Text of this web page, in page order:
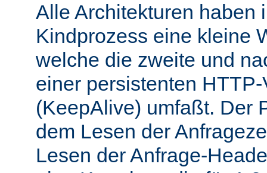
Alle Architekturen haben
Kindprozess eine kleine
welche die zweite und
einer persistenten
(KeepAlive) umfaßt. Der
dem Lesen der
Lesen der Anfrage-